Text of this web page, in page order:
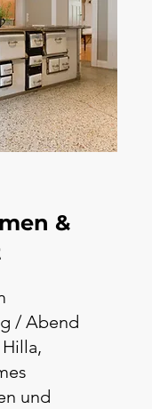
&
/ Abend
und